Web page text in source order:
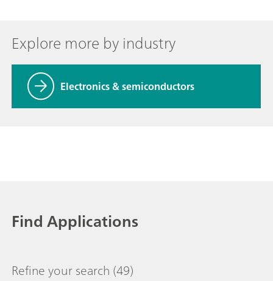
Explore more by industry
Electronics & semiconductors
Find Applications
Refine your search (49)